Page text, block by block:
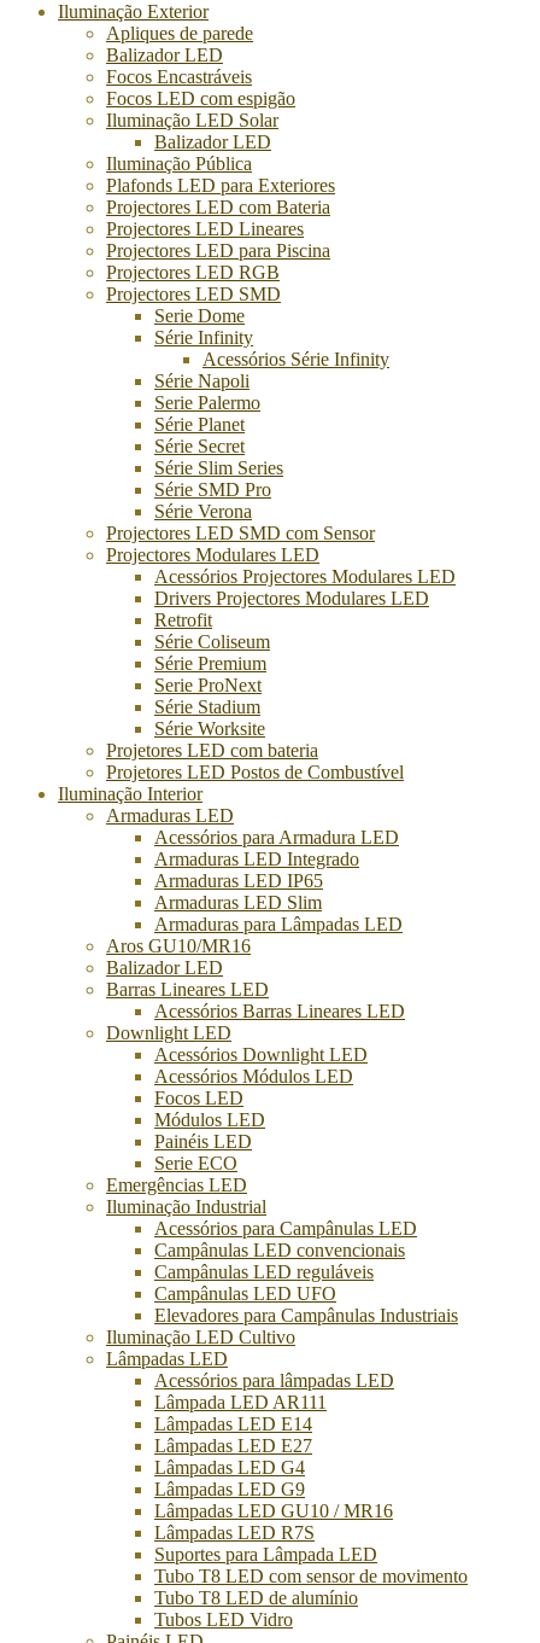
Iluminação Exterior
Apliques de parede
Balizador LED
Focos Encastráveis
Focos LED com espigão
Iluminação LED Solar
Balizador LED
Iluminação Pública
Plafonds LED para Exteriores
Projectores LED com Bateria
Projectores LED Lineares
Projectores LED para Piscina
Projectores LED RGB
Projectores LED SMD
Serie Dome
Série Infinity
Acessórios Série Infinity
Série Napoli
Serie Palermo
Série Planet
Série Secret
Série Slim Series
Série SMD Pro
Série Verona
Projectores LED SMD com Sensor
Projectores Modulares LED
Acessórios Projectores Modulares LED
Drivers Projectores Modulares LED
Retrofit
Série Coliseum
Série Premium
Serie ProNext
Série Stadium
Série Worksite
Projetores LED com bateria
Projetores LED Postos de Combustível
Iluminação Interior
Armaduras LED
Acessórios para Armadura LED
Armaduras LED Integrado
Armaduras LED IP65
Armaduras LED Slim
Armaduras para Lâmpadas LED
Aros GU10/MR16
Balizador LED
Barras Lineares LED
Acessórios Barras Lineares LED
Downlight LED
Acessórios Downlight LED
Acessórios Módulos LED
Focos LED
Módulos LED
Painéis LED
Serie ECO
Emergências LED
Iluminação Industrial
Acessórios para Campânulas LED
Campânulas LED convencionais
Campânulas LED reguláveis
Campânulas LED UFO
Elevadores para Campânulas Industriais
Iluminação LED Cultivo
Lâmpadas LED
Acessórios para lâmpadas LED
Lâmpada LED AR111
Lâmpadas LED E14
Lâmpadas LED E27
Lâmpadas LED G4
Lâmpadas LED G9
Lâmpadas LED GU10 / MR16
Lâmpadas LED R7S
Suportes para Lâmpada LED
Tubo T8 LED com sensor de movimento
Tubo T8 LED de alumínio
Tubos LED Vidro